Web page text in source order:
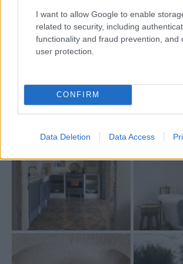
I want to allow Google to enable
related to security, including
functionality and fraud prevention, and
user protection.
CONFIRM
Data Deletion Data Access